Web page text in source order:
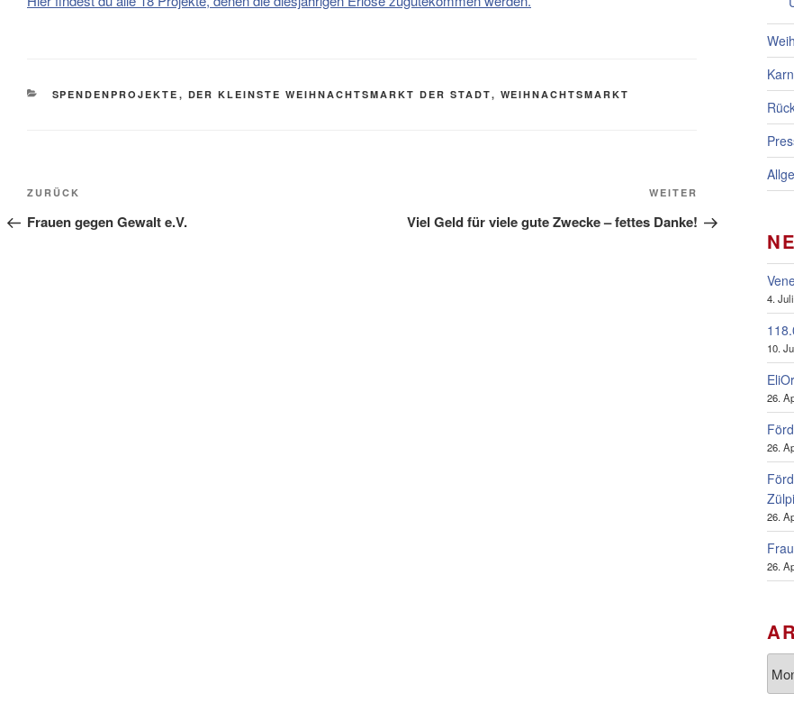
KATEGORIEN
SPENDENPROJEKTE , DER KLEINSTE WEIHNACHTSMARKT DER STADT, WEIHNACHTSMARKT
Beitragsnavigation
Vorheriger
Beitrag
ZURÜCK
Frauen gegen Gewalt e.V.
Beitrag
WEITER
Viel Geld für viele gute Zwecke – fettes Danke!
4.
10.
26.
26.
26.
26.